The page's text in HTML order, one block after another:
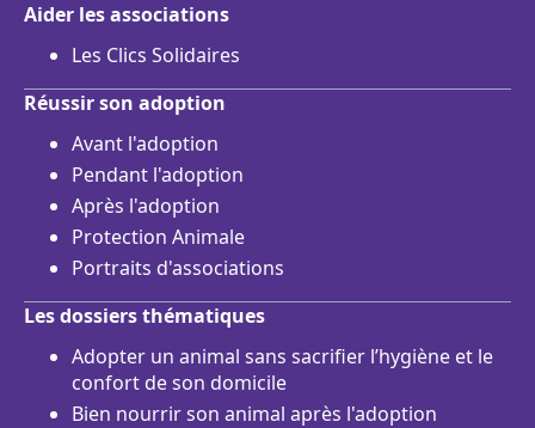
Aider les associations
Les Clics Solidaires
Réussir son adoption
Avant l'adoption
Pendant l'adoption
Après l'adoption
Protection Animale
Portraits d'associations
Les dossiers thématiques
Adopter un animal sans sacrifier l’hygiène et le
confort de son domicile
Bien nourrir son animal après l'adoption